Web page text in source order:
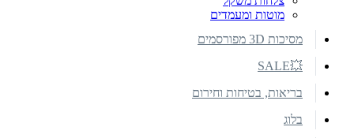
מוטות ומעמדים
מסיכות 3D מפורסמים
💥SALE
בריאות, בטיחות וחירום
בלוג